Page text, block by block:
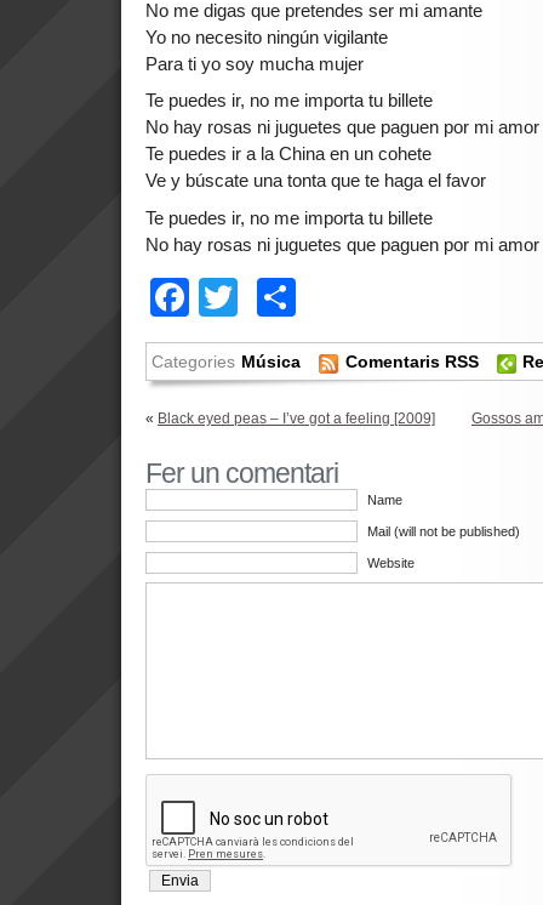
No me digas que pretendes ser mi amante
Yo no necesito ningún vigilante
Para ti yo soy mucha mujer
Te puedes ir, no me importa tu billete
No hay rosas ni juguetes que paguen por mi amor
Te puedes ir a la China en un cohete
Ve y búscate una tonta que te haga el favor
Te puedes ir, no me importa tu billete
No hay rosas ni juguetes que paguen por mi amor
Facebook
Twitter
Categories Música Comentaris RSS
« Black eyed peas – I’ve got a feeling [2009] Gossos
Fer un comentari
Name
Mail (will not be published)
Website